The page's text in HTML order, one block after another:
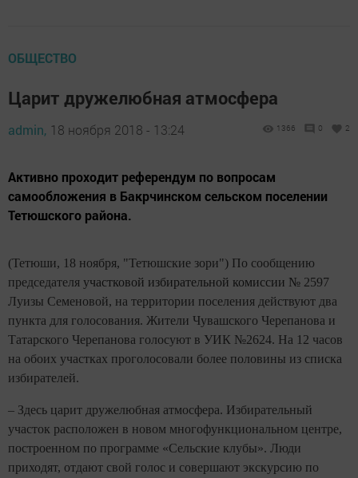
ОБЩЕСТВО
Царит дружелюбная атмосфера
admin, 18 ноября 2018 - 13:24 1366 0 2
Активно проходит референдум по вопросам
самообложения в Бакрчинском сельском поселении
Тетюшского района.
(Тетюши, 18 ноября, "Тетюшские зори") По сообщению
председателя участковой избирательной комиссии № 2597
Луизы Семеновой, на территории поселения действуют два
пункта для голосования. Жители Чувашского Черепанова и
Татарского Черепанова голосуют в УИК №2624. На 12 часов
на обоих участках проголосовали более половины из списка
избирателей.
– Здесь царит дружелюбная атмосфера. Избирательный
участок расположен в новом многофункциональном центре,
построенном по программе «Сельские клубы». Люди
приходят, отдают свой голос и совершают экскурсию по